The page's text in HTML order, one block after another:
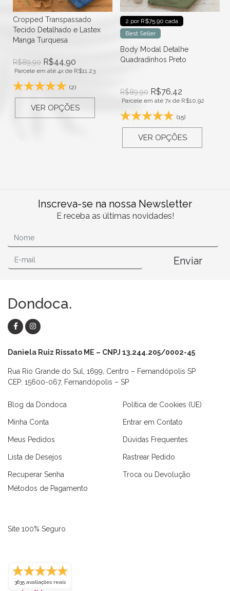
Macaquinhos
Cropped Transpassado
Tecido Detalhado e Lastex
Manga Turquesa
R$89,90 R$44,90
Parcele em até 4x de R$11,23
(2)
VER OPÇÕES
2 por R$75.90 cada
Best Seller
Body Modal Detalhe
Quadradinhos Preto
R$89,90 R$76,42
Parcele em até 7x de R$10,92
(15)
VER OPÇÕES
Inscreva-se na nossa Newsletter
E receba as últimas novidades!
Enviar
Dondoca.
Daniela Ruiz Rissato ME – CNPJ 13.244.205/0002-45
Rua Rio Grande do Sul, 1699, Centro – Fernandópolis SP
CEP: 15600-067, Fernandópolis – SP
Blog da Dondoca
Minha Conta
Meus Pedidos
Lista de Desejos
Recuperar Senha
Política de Cookies (UE)
Entrar em Contato
Dúvidas Frequentes
Rastrear Pedido
Troca ou Devolução
Métodos de Pagamento
Site 100% Seguro
3635 avaliações reais